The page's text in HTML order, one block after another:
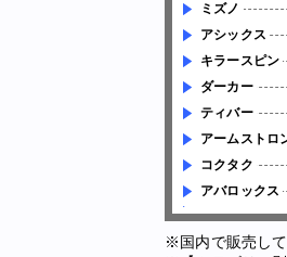
ミズノ
アシックス
キラースピン
ダーカー
ティバー
アームストロ
コクタク
アバロックス
※国内で販売し